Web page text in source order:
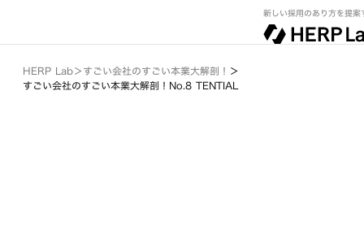
新しい採用のあり方を提案
HERP Lab＞すごい会社のすごい本業大解剖！ ＞
すごい会社のすごい本業大解剖！No.8 TENTIAL